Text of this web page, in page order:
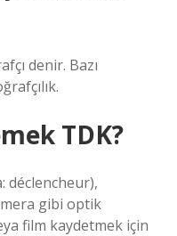
denir. Bazı
TDK?
déclencheur),
gibi optik
film kaydetmek için